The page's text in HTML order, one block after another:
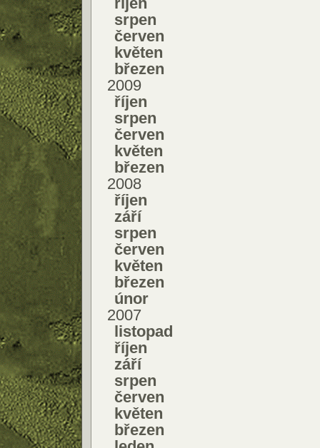
srpen
červen
květen
březen
2009
říjen
srpen
červen
květen
březen
2008
říjen
září
srpen
červen
květen
březen
únor
2007
listopad
říjen
září
srpen
červen
květen
březen